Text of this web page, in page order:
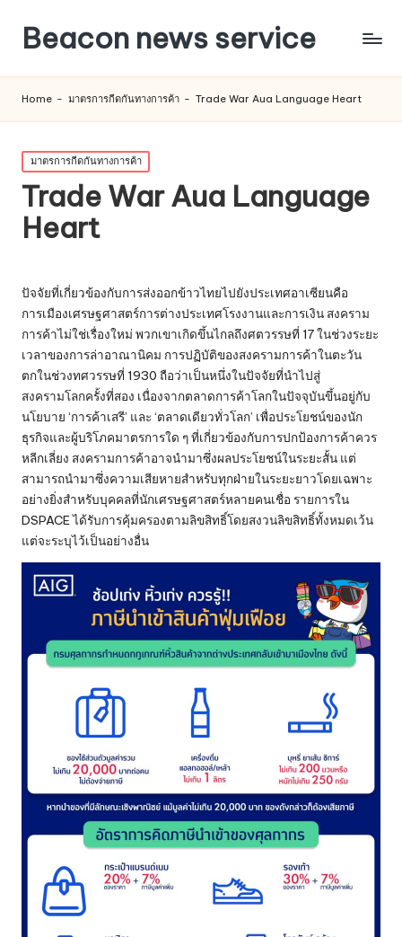
Beacon news service
Home - มาตรการกีดกันทางการค้า - Trade War Aua Language Heart
Posted
in
มาตรการกีดกันทางการค้า
Trade War Aua Language
Heart
ปัจจัยที่เกี่ยวข้องกับการส่งออกข้าวไทยไปยังประเทศอาเซียนคือ
การเมืองเศรษฐศาสตร์การต่างประเทศโรงงานและการเงิน สงคราม
การค้าไม่ใช่เรื่องใหม่ พวกเขาเกิดขึ้นไกลถึงศตวรรษที่ 17 ในช่วงระยะ
เวลาของการล่าอาณานิคม การปฏิบัติของสงครามการค้าในตะวัน
ตกในช่วงทศวรรษที่ 1930 ถือว่าเป็นหนึ่งในปัจจัยที่นำไปสู่
สงครามโลกครั้งที่สอง เนื่องจากตลาดการค้าโลกในปัจจุบันขึ้นอยู่กับ
นโยบาย ‘การค้าเสรี’ และ ‘ตลาดเดียวทั่วโลก’ เพื่อประโยชน์ของนัก
ธุรกิจและผู้บริโภคมาตรการใด ๆ ที่เกี่ยวข้องกับการปกป้องการค้าควร
หลีกเลี่ยง สงครามการค้าอาจนำมาซึ่งผลประโยชน์ในระยะสั้น แต่
สามารถนำมาซึ่งความเสียหายสำหรับทุกฝ่ายในระยะยาวโดยเฉพาะ
อย่างยิ่งสำหรับบุคคลที่นักเศรษฐศาสตร์หลายคนเชื่อ รายการใน
DSPACE ได้รับการคุ้มครองตามลิขสิทธิ์โดยสงวนลิขสิทธิ์ทั้งหมดเว้น
แต่จะระบุไว้เป็นอย่างอื่น